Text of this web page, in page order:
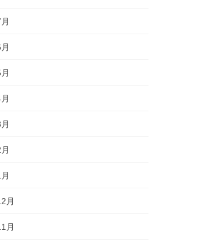
月
月